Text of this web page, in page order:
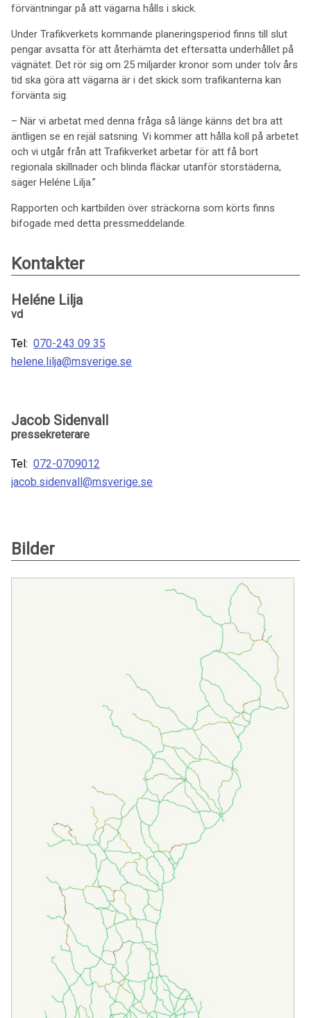
förväntningar på att vägarna hålls i skick.
Under Trafikverkets kommande planeringsperiod finns till slut
pengar avsatta för att återhämta det eftersatta underhållet på
vägnätet. Det rör sig om 25 miljarder kronor som under tolv års
tid ska göra att vägarna är i det skick som trafikanterna kan
förvänta sig.
– När vi arbetat med denna fråga så länge känns det bra att
äntligen se en rejäl satsning. Vi kommer att hålla koll på arbetet
och vi utgår från att Trafikverket arbetar för att få bort
regionala skillnader och blinda fläckar utanför storstäderna,
säger Heléne Lilja.”
Rapporten och kartbilden över sträckorna som körts finns
bifogade med detta pressmeddelande.
Kontakter
Heléne Lilja
vd
Tel: 070-243 09 35
helene.lilja@msverige.se
Jacob Sidenvall
pressekreterare
Tel: 072-0709012
jacob.sidenvall@msverige.se
Bilder